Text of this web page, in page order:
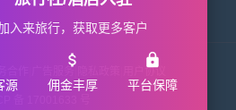
用户协议
入来旅行，获取更多客户
源 佣金丰厚 平台保障